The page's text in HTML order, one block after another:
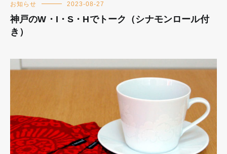
お知らせ 2023-08-27
神戸のW・I・S・Hでトーク（シナモンロール付
き）